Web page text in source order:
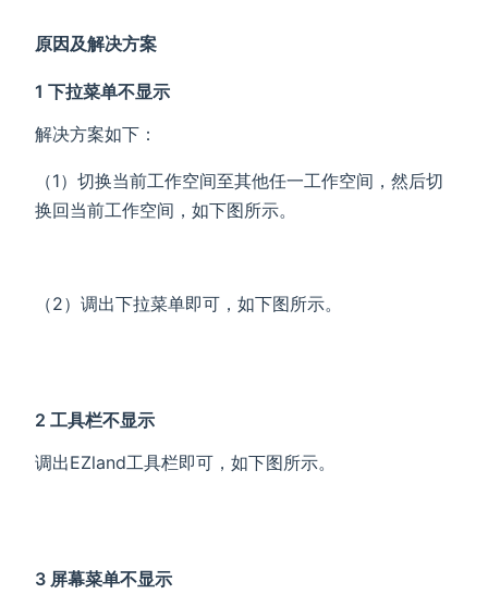
原因及解决方案
1 下拉菜单不显示
解决方案如下：
（1）切换当前工作空间至其他任一工作空间，然后切
换回当前工作空间，如下图所示。
（2）调出下拉菜单即可，如下图所示。
2 工具栏不显示
调出EZland工具栏即可，如下图所示。
3 屏幕菜单不显示